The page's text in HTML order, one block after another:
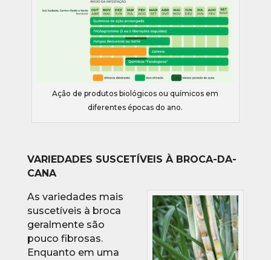
Ação de produtos biológicos ou químicos em
diferentes épocas do ano.
VARIEDADES SUSCETÍVEIS À BROCA-DA-
CANA
As variedades mais
suscetíveis à broca
geralmente são
pouco fibrosas.
Enquanto em uma